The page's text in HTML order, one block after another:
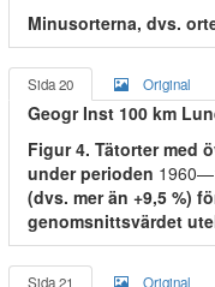
Minusorterna, dvs.
Sida 20 Original
Geogr Inst 100 km
Figur 4. Tätorter med
under perioden
(dvs. mer än +9,5 %)
genomsnittsvärdet
Sida 21 Original